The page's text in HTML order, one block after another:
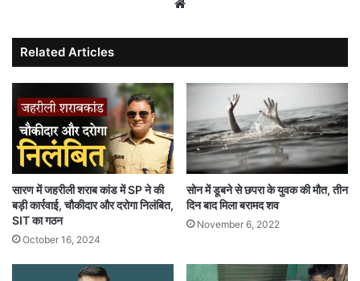
Related Articles
सारण में जहरीली शराब कांड में SP ने की
बड़ी कार्रवाई, चौकीदार और दरोगा निलंबित,
SIT का गठन
October 16, 2024
सोन में डूबने से छपरा के युवक की मौत, तीन
दिन बाद मिला बरामद शव
November 6, 2022